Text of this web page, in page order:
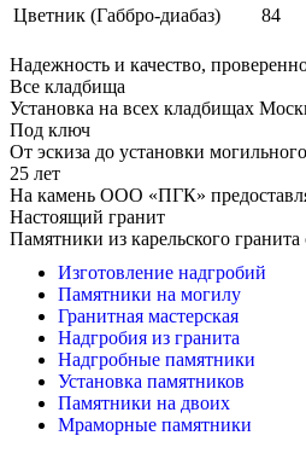
Цветник (Габбро-диабаз)
84
Надежность и качество,
Все кладбища
Установка на всех кладбищах
Под ключ
От эскиза до установки
25 лет
На камень ООО «ПГК»
Настоящий гранит
Памятники из карельского гранита
Изготовление надгробий
Памятники на могилу
Гранитная мастерская
Надгробия из гранита
Надгробные памятники
Установка памятников
Памятники на двоих
Мраморные памятники